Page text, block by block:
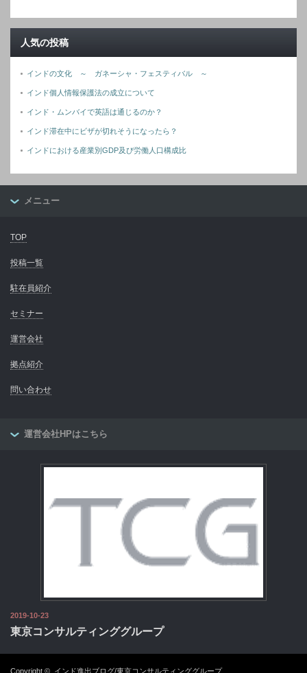
人気の投稿
インドの文化 ～ ガネーシャ・フェスティバル ～
インド個人情報保護法の成立について
インド・ムンバイで英語は通じるのか？
インド滞在中にビザが切れそうになったら？
インドにおける産業別GDP及び労働人口構成比
メニュー
TOP
投稿一覧
駐在員紹介
セミナー
運営会社
拠点紹介
問い合わせ
運営会社HPはこちら
2019-10-23
東京コンサルティンググループ
Copyright © インド進出ブログ/東京コンサルティンググループ